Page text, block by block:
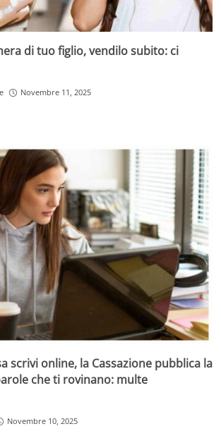
di tuo figlio, vendilo subito: ci
Novembre 11, 2025
scrivi online, la Cassazione pubblica la
che ti rovinano: multe
Novembre 10, 2025